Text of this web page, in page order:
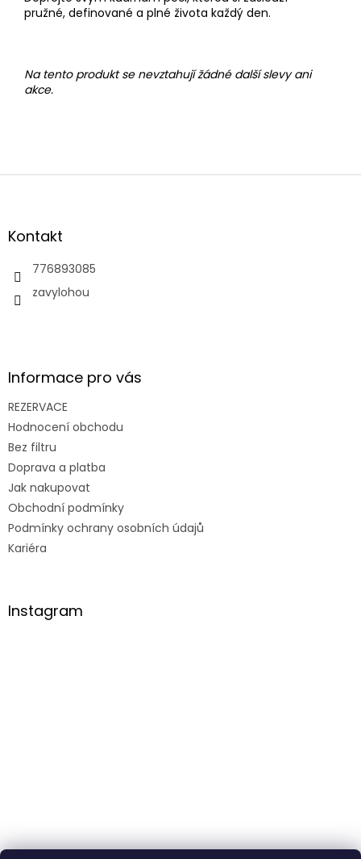
pružné, definované a plné života každý den.
Na tento produkt se nevztahují žádné další slevy ani
akce.
Z
aKontakt
776893085
zavylohou
Informace pro vás
REZERVACE
Hodnocení obchodu
Bez filtru
Doprava a platba
Jak nakupovat
Obchodní podmínky
Podmínky ochrany osobních údajů
Kariéra
Instagram